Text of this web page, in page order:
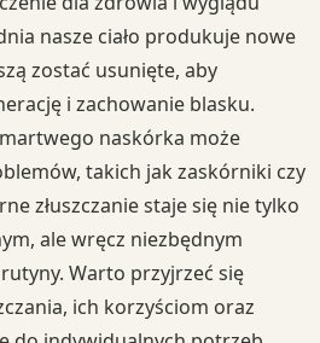
nasze ciało produkuje nowe
zostać usunięte, aby
i zachowanie blasku.
naskórka może
takich jak zaskórniki czy
złuszczanie staje się nie tylko
ale wręcz niezbędnym
Warto przyjrzeć się
ich korzyściom oraz